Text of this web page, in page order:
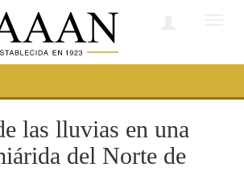
las lluvias en una
del Norte de